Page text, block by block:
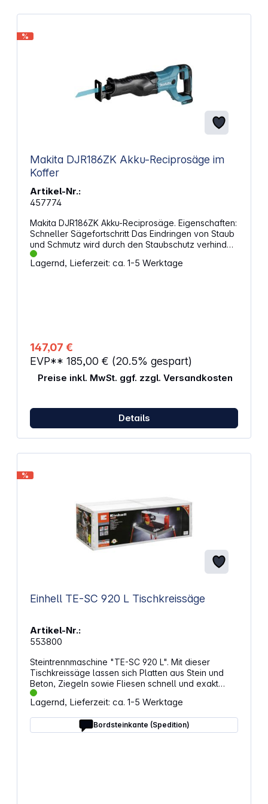
%
Makita DJR186ZK Akku-Reciprosäge im
Koffer
Artikel-Nr.:
457774
Makita DJR186ZK Akku-Reciprosäge. Eigenschaften:
Schneller Sägefortschritt Das Eindringen von Staub
und Schmutz wird durch den Staubschutz verhindert
Werkzeugloser Sägeblattwechsel Schnelle
Rückwärtsbewegung der Hubstange durch vertikal
Lagernd, Lieferzeit: ca. 1-5 Werktage
147,07 €
EVP** 185,00 € (20.5% gespart)
Preise inkl. MwSt. ggf. zzgl. Versandkosten
Details
%
Einhell TE-SC 920 L Tischkreissäge
Artikel-Nr.:
553800
Steintrennmaschine "TE-SC 920 L". Mit dieser
Tischkreissäge lassen sich Platten aus Stein und
Beton, Ziegeln sowie Fliesen schnell und exakt
zuschneiden. Eigenschaften: Robustes Untergestell
für sicheren Stand Stabiler Handgriff Integrierte
Wasserpumpe Der abnehmbare, separat
verwendbare Laser markiert die Trennlinie präzise
Lagernd, Lieferzeit: ca. 1-5 Werktage
Bordsteinkante (Spedition)